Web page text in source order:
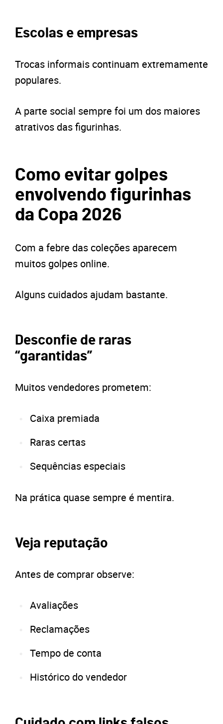
Escolas e empresas
Trocas informais continuam extremamente
populares.
A parte social sempre foi um dos maiores
atrativos das figurinhas.
Como evitar golpes
envolvendo figurinhas
da Copa 2026
Com a febre das coleções aparecem
muitos golpes online.
Alguns cuidados ajudam bastante.
Desconfie de raras
“garantidas”
Muitos vendedores prometem:
Caixa premiada
Raras certas
Sequências especiais
Na prática quase sempre é mentira.
Veja reputação
Antes de comprar observe:
Avaliações
Reclamações
Tempo de conta
Histórico do vendedor